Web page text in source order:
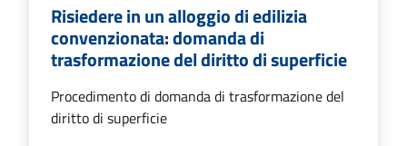
Risiedere in un alloggio di edilizia
convenzionata: domanda di
trasformazione del diritto di superficie
Procedimento di domanda di trasformazione del
diritto di superficie